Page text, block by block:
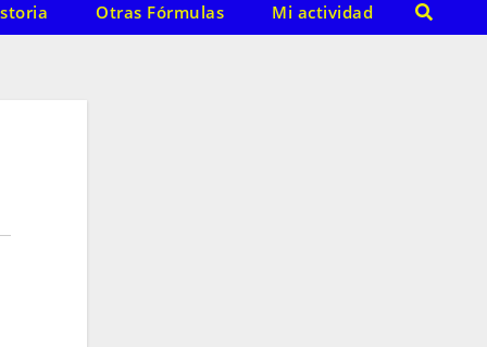
Otras Fórmulas Mi actividad